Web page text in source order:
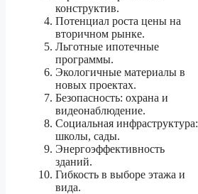
конструктив.
Потенциал роста цены на
вторичном рынке.
Льготные ипотечные
программы.
Экологичные материалы в
новых проектах.
Безопасность: охрана и
видеонаблюдение.
Социальная инфраструктура:
школы, сады.
Энергоэффективность
зданий.
Гибкость в выборе этажа и
вида.